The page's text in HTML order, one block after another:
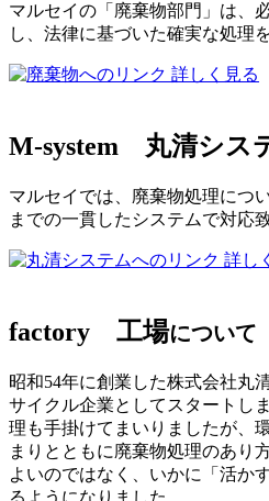
マルセイの「廃棄物部門」は、
し、法律に基づいた確実な処理
詳しく見る
M-system 丸清シス
マルセイでは、廃棄物処理につ
までの一貫したシステムで対応
詳し
factory 工場について
昭和54年に創業した株式会社丸
サイクル企業としてスタートし
理も手掛けてまいりましたが、
まりとともに廃棄物処理のあり
よいのではなく、いかに「活か
るようになりました。